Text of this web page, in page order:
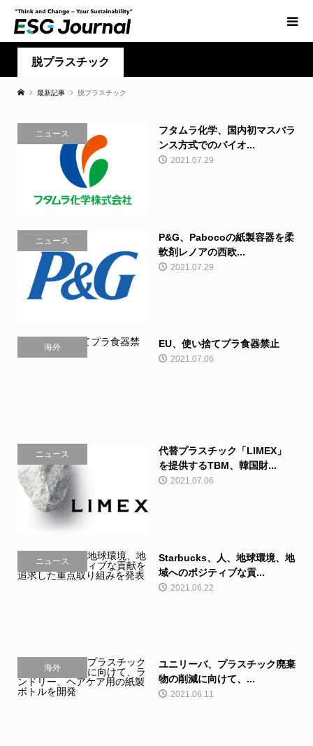
脱プラスチック
最新記事 脱プラスチック
ニュース
フタムラ化学、国内初マスバラ
ンス方式でのバイオ...
2021.07.29
ニュース
P&G、Pabocoの紙製容器を柔
軟剤レノアの西欧...
2021.07.29
海外 EU、使い捨てプラ食器禁止
2021.07.06
ニュース
代替プラスチック「LIMEX」
を提供するTBM、韓国財...
2021.07.06
ニュース
Starbucks、人、地球環境、地
域へのポジティブな貢...
2021.06.22
海外
ユニリーバ、プラスチック廃棄
物の削減に向けて、...
2021.06.11